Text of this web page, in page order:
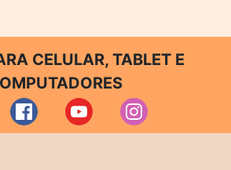
CELULAR, TABLET E